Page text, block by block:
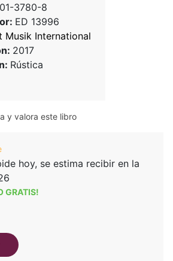
3780-8
ED 13996
Musik International
2017
Rústica
y valora este libro
hoy, se estima recibir en la
GRATIS!